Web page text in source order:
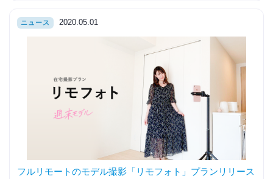
ニュース 2020.05.01
フルリモートのモデル撮影「リモフォト」プランリリース